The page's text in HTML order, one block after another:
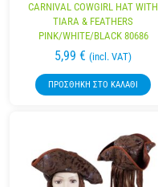
CARNIVAL COWGIRL HAT WITH
TIARA & FEATHERS
PINK/WHITE/BLACK 80686
5,99 € (incl. VAT)
ΠΡΟΣΘΉΚΗ ΣΤΟ ΚΑΛΆΘΙ